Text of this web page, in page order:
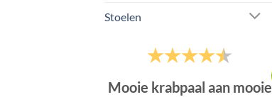
Stoelen
Mooie krabpaal aan mooie